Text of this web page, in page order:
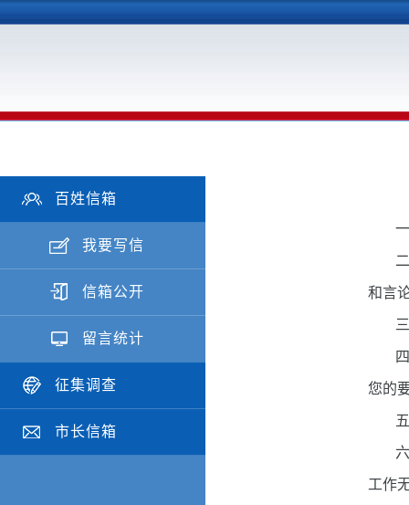
百姓信箱
我要写信
信箱公开
留言统计
征集调查
市长信箱
和言
您的
工作